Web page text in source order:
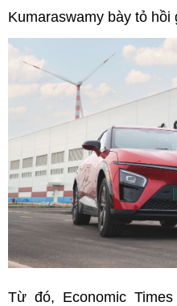
Kumaraswamy bày tỏ hồi
Từ đó, Economic